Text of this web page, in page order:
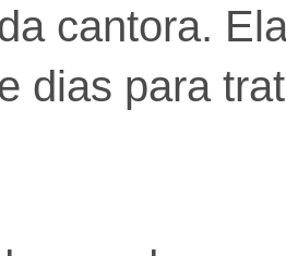
cantora.
dias para